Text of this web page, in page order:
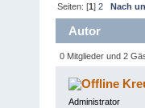
Seiten: [1]2 Nach
Autor
0 Mitglieder und 2
Administrator